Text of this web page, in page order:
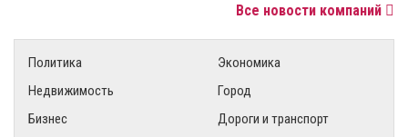
Все новости компаний
Политика
Экономика
Недвижимость
Город
Бизнес
Дороги и транспорт